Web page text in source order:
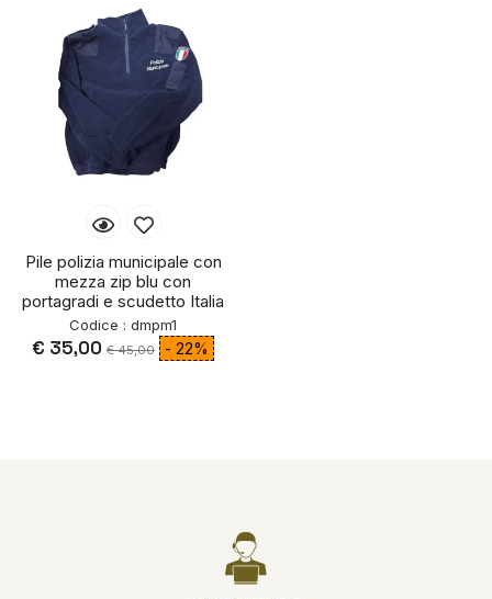
Pile polizia municipale con
mezza zip blu con
portagradi e scudetto Italia
Codice : dmpm1
€ 35,00 € 45,00 - 22%